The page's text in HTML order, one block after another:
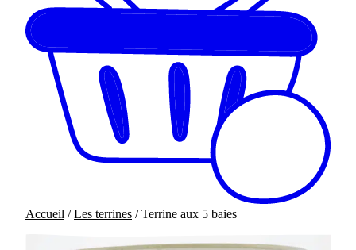
Accueil /Les terrines / Terrine aux 5 baies